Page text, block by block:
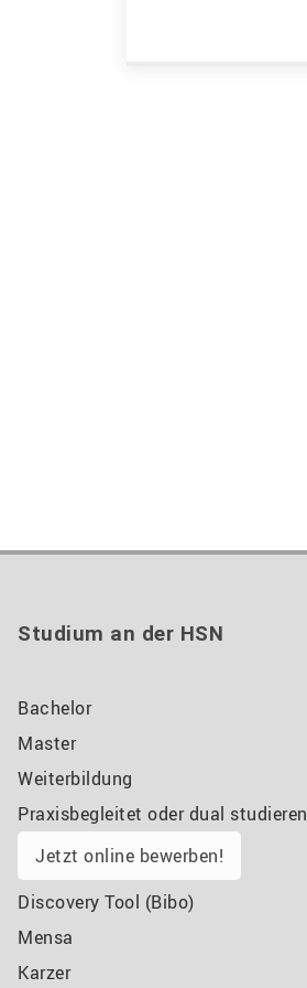
Studium an der HSN
Bachelor
Master
Weiterbildung
Praxisbegleitet oder dual studieren
Jetzt online bewerben!
Discovery Tool (Bibo)
Mensa
Karzer